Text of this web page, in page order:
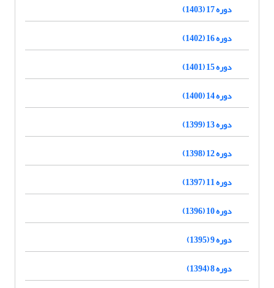
دوره 17 (1403)
دوره 16 (1402)
دوره 15 (1401)
دوره 14 (1400)
دوره 13 (1399)
دوره 12 (1398)
دوره 11 (1397)
دوره 10 (1396)
دوره 9 (1395)
دوره 8 (1394)